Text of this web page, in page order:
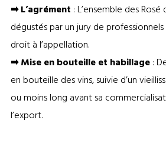
➡L’agrément : L’ensemble des
dégustés par un jury de
droit à l’appellation.
➡Mise en bouteille et habillage:
en bouteille des vins, suivie d’un
ou moins long avant sa
l’export.